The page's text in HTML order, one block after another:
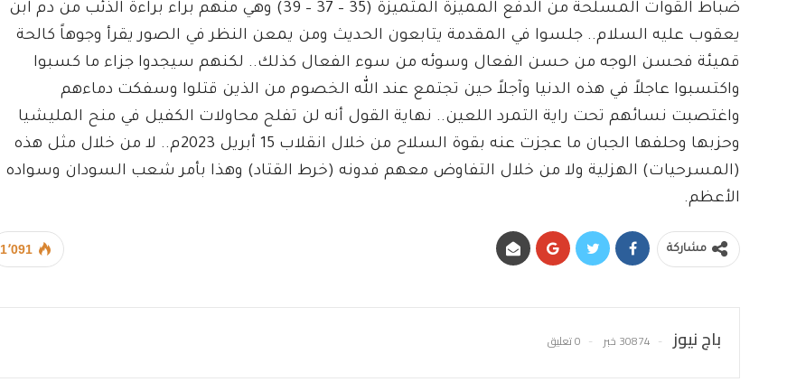
ضباط القوات المسلحة من الدفع المميزة المتميزة (35 – 37 – 39) وهي منهم براء براءة الذئب من دم ابن
يعقوب عليه السلام.. جلسوا في المقدمة يتابعون الحديث ومن يمعن النظر في الصور يقرأ وجوهاً كالحة
قميئة فحسن الوجه من حسن الفعال وسوئه من سوء الفعال كذلك.. لكنهم سيجدوا جزاء ما كسبوا
واكتسبوا عاجلاً في هذه الدنيا وآجلاً حين تجتمع عند الله الخصوم من الذين قتلوا وسفكت دماءهم
واغتصبت نسائهم تحت راية التمرد اللعين.. نهاية القول أنه لن تفلح محاولات الكفيل في منح المليشيا
وحزبها وحلفها الجبان ما عجزت عنه بقوة السلاح من خلال انقلاب 15 أبريل 2023م.. لا من خلال مثل هذه
(المسرحيات) الهزلية ولا من خلال التفاوض معهم فدونه (خرط القتاد) وهذا بأمر شعب السودان وسواده
الأعظم.
1٬091 مشاركة
باج نيوز 30874 خبر 0 تعليق